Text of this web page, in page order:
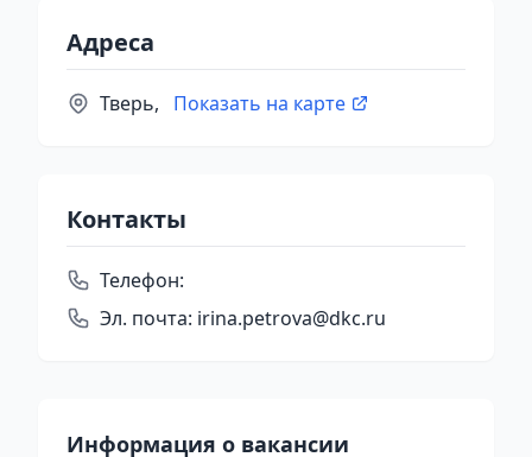
Адреса
Тверь, Показать на карте
Контакты
Телефон:
Эл. почта: irina.petrova@dkc.ru
Информация о вакансии